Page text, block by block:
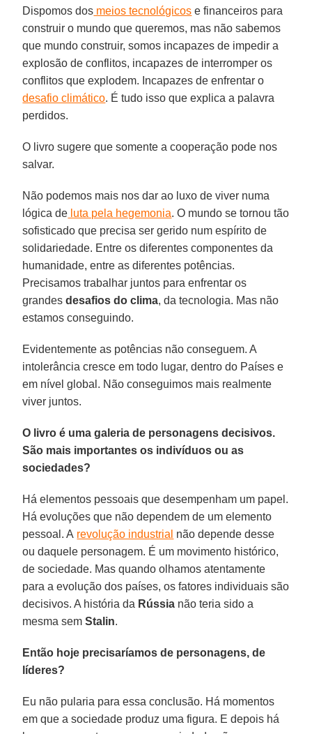
Dispomos dos meios tecnológicos e financeiros para
construir o mundo que queremos, mas não sabemos
que mundo construir, somos incapazes de impedir a
explosão de conflitos, incapazes de interromper os
conflitos que explodem. Incapazes de enfrentar o
desafio climático. É tudo isso que explica a palavra
perdidos.
O livro sugere que somente a cooperação pode nos
salvar.
Não podemos mais nos dar ao luxo de viver numa
lógica de luta pela hegemonia. O mundo se tornou tão
sofisticado que precisa ser gerido num espírito de
solidariedade. Entre os diferentes componentes da
humanidade, entre as diferentes potências.
Precisamos trabalhar juntos para enfrentar os
grandesdesafios do clima, da tecnologia. Mas não
estamos conseguindo.
Evidentemente as potências não conseguem. A
intolerância cresce em todo lugar, dentro do Países e
em nível global. Não conseguimos mais realmente
viver juntos.
O livro é uma galeria de personagens decisivos.
São mais importantes os indivíduos ou as
sociedades?
Há elementos pessoais que desempenham um papel.
Há evoluções que não dependem de um elemento
pessoal. A revolução industrial não depende desse
ou daquele personagem. É um movimento histórico,
de sociedade. Mas quando olhamos atentamente
para a evolução dos países, os fatores individuais são
decisivos. A história da Rússia não teria sido a
mesma semStalin.
Então hoje precisaríamos de personagens, de
líderes?
Eu não pularia para essa conclusão. Há momentos
em que a sociedade produz uma figura. E depois há